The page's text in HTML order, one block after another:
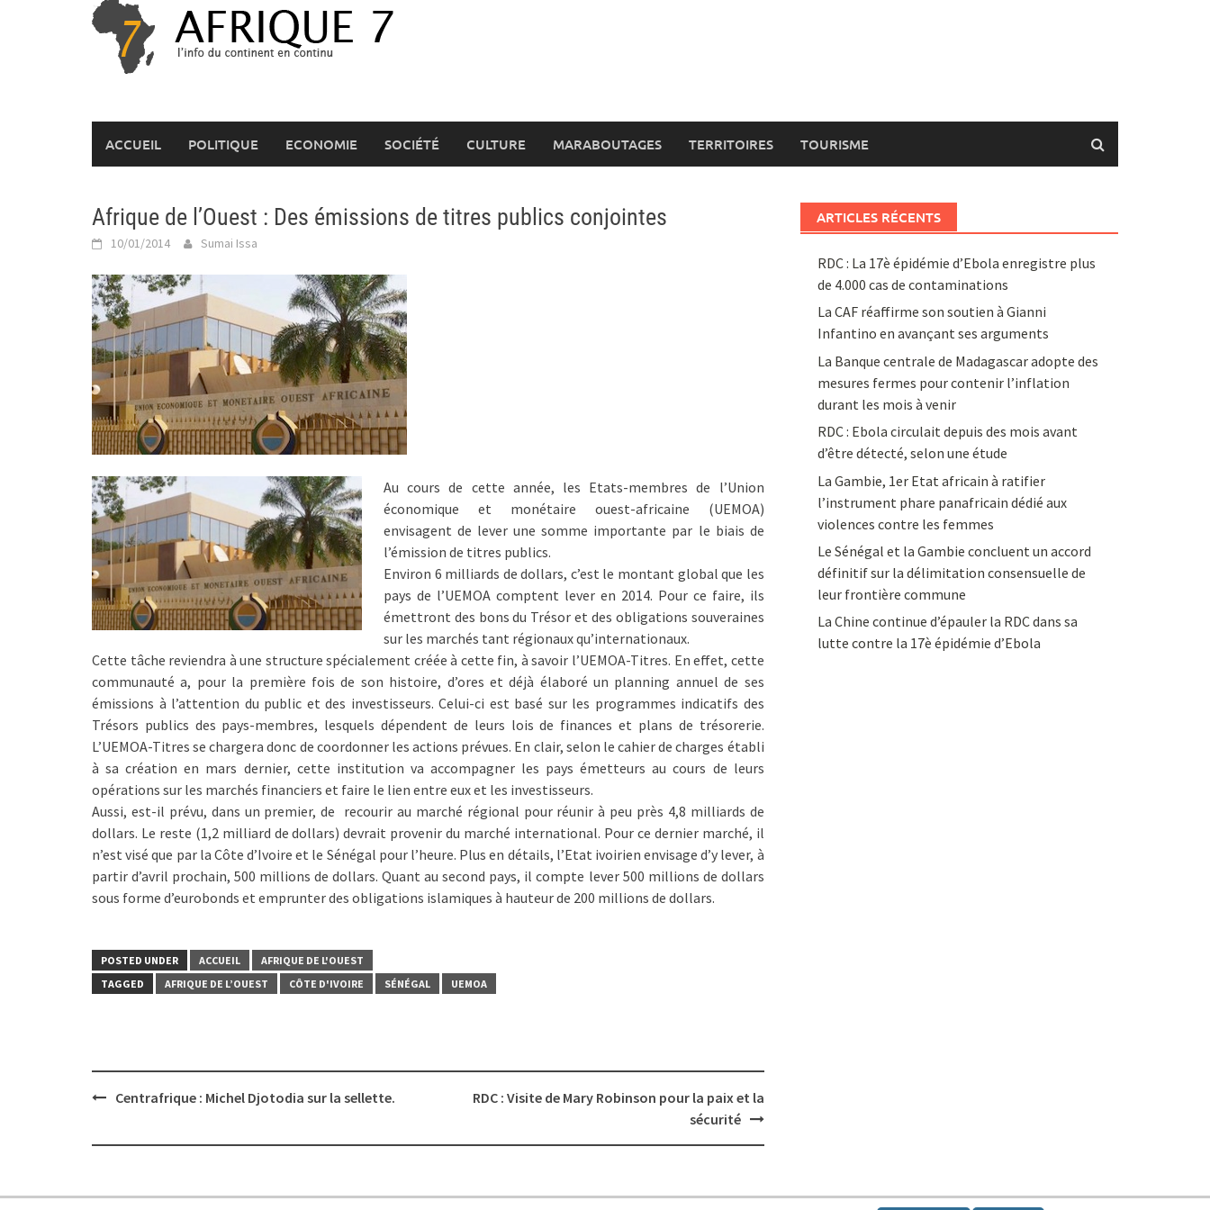
ACCUEIL POLITIQUE ECONOMIE SOCIÉTÉ CULTURE MARABOUTAGES TERRITOIRES TOURISME
Afrique de l’Ouest : Des émissions de titres publics conjointes
10/01/2014 Sumai Issa
Au cours de cette année, les Etats-membres de l’Union
économique et monétaire ouest-africaine (UEMOA)
envisagent de lever une somme importante par le biais de
l’émission de titres publics.
Environ 6 milliards de dollars, c’est le montant global que les
pays de l’UEMOA comptent lever en 2014. Pour ce faire, ils
émettront des bons du Trésor et des obligations souveraines
sur les marchés tant régionaux qu’internationaux.
Cette tâche reviendra à une structure spécialement créée à cette fin, à savoir l’UEMOA-Titres. En effet, cette
communauté a, pour la première fois de son histoire, d’ores et déjà élaboré un planning annuel de ses
émissions à l’attention du public et des investisseurs. Celui-ci est basé sur les programmes indicatifs des
Trésors publics des pays-membres, lesquels dépendent de leurs lois de finances et plans de trésorerie.
L’UEMOA-Titres se chargera donc de coordonner les actions prévues. En clair, selon le cahier de charges établi
à sa création en mars dernier, cette institution va accompagner les pays émetteurs au cours de leurs
opérations sur les marchés financiers et faire le lien entre eux et les investisseurs.
Aussi, est-il prévu, dans un premier, de recourir au marché régional pour réunir à peu près 4,8 milliards de
dollars. Le reste (1,2 milliard de dollars) devrait provenir du marché international. Pour ce dernier marché, il
n’est visé que par la Côte d’Ivoire et le Sénégal pour l’heure. Plus en détails, l’Etat ivoirien envisage d’y lever, à
partir d’avril prochain, 500 millions de dollars. Quant au second pays, il compte lever 500 millions de dollars
sous forme d’eurobonds et emprunter des obligations islamiques à hauteur de 200 millions de dollars.
POSTED UNDER ACCUEIL
AFRIQUE DE L'OUEST
TAGGED
AFRIQUE DE L’OUEST CÔTE D'IVOIRE SÉNÉGAL UEMOA
PostCentrafrique : Michel Djotodia sur la sellette.
RDC : Visite de Mary Robinson pour la paix et la
sécurité
ARTICLES RÉCENTS
RDC : La 17è épidémie d’Ebola enregistre plus
de 4.000 cas de contaminations
La CAF réaffirme son soutien à Gianni
Infantino en avançant ses arguments
La Banque centrale de Madagascar adopte des
mesures fermes pour contenir l’inflation
durant les mois à venir
RDC : Ebola circulait depuis des mois avant
d’être détecté, selon une étude
La Gambie, 1er Etat africain à ratifier
l’instrument phare panafricain dédié aux
violences contre les femmes
Le Sénégal et la Gambie concluent un accord
définitif sur la délimitation consensuelle de
leur frontière commune
La Chine continue d’épauler la RDC dans sa
lutte contre la 17è épidémie d’Ebola